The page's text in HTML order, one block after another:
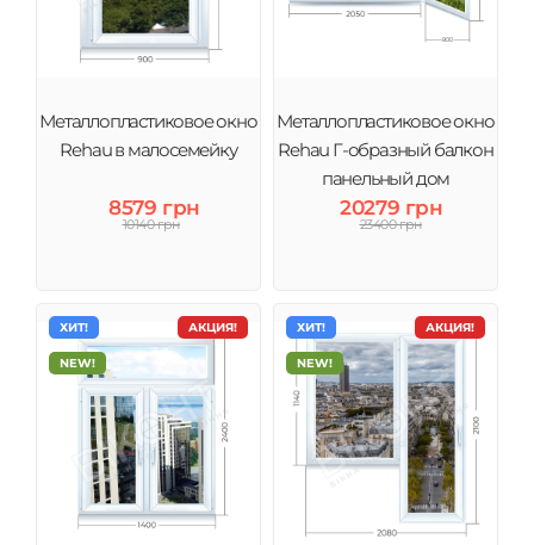
Металлопластиковое окно
Rehau в малосемейку
8579 грн
10140 грн
Металлопластиковое окно
Rehau Г-образный балкон
панельный дом
20279 грн
23400 грн
АКЦИЯ!
ХИТ!
NEW!
АКЦИЯ!
ХИТ!
NEW!